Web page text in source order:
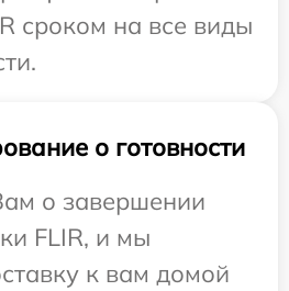
сроком на все виды
о готовности
о завершении
FLIR, и мы
к вам домой